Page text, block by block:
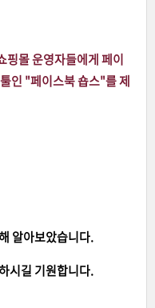
핑몰 운영자들에게 페이
인 "페이스북 숍스"를 제
알아보았습니다.
시길 기원합니다.